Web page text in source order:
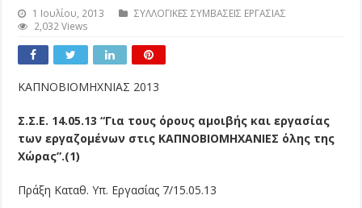
1 Ιουλίου, 2013
ΣΥΛΛΟΓΙΚΕΣ ΣΥΜΒΑΣΕΙΣ ΕΡΓΑΣΙΑΣ
2,032 Views
ΚΑΠΝΟΒΙΟΜΗΧΝΙΑΣ 2013
Σ.Σ.Ε. 14.05.13 “Για τους όρους αμοιβής και εργασίας
των εργαζομένων στις ΚΑΠΝΟΒΙΟΜΗΧΑΝΙΕΣ όλης της
Χώρας”.(1)
Πράξη Καταθ. Υπ. Εργασίας 7/15.05.13